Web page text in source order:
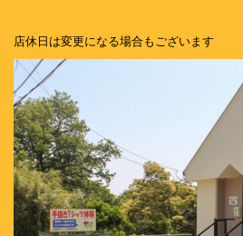
店休日は変更になる場合もございます